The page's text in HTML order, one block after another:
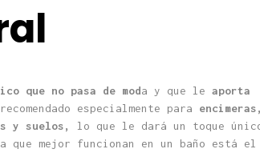
que no pasa de moda y que le aporta
especialmente para encimeras,
y suelos,
lo que le dará un toque
mejor funcionan en un baño está el